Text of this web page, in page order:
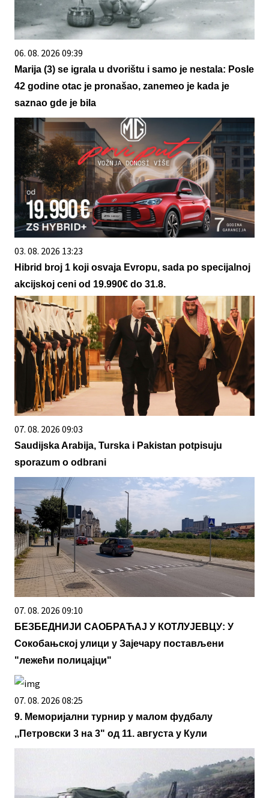
06. 08. 2026 09:39
Marija (3) se igrala u dvorištu i samo je nestala: Posle
42 godine otac je pronašao, zanemeo je kada je
saznao gde je bila
03. 08. 2026 13:23
Hibrid broj 1 koji osvaja Evropu, sada po specijalnoj
akcijskoj ceni od 19.990€ do 31.8.
07. 08. 2026 09:03
Saudijska Arabija, Turska i Pakistan potpisuju
sporazum o odbrani
07. 08. 2026 09:10
БЕЗБЕДНИЈИ САОБРАЋАЈ У КОТЛУЈЕВЦУ: У
Сокобањској улици у Зајечару постављени
"лежећи полицајци"
07. 08. 2026 08:25
9. Меморијални турнир у малом фудбалу
,,Петровски 3 на 3" од 11. августа у Кули